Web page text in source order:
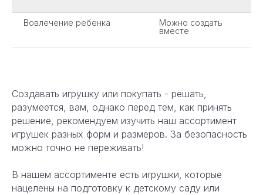
Вовлечение ребенка
Можно создать
вместе
Создавать игрушку или покупать - решать,
разумеется, вам, однако перед тем, как принять
решение, рекомендуем изучить наш ассортимент
игрушек разных форм и размеров. За безопасность
можно точно не переживать!
В нашем ассортименте есть игрушки, которые
нацелены на подготовку к детскому саду или